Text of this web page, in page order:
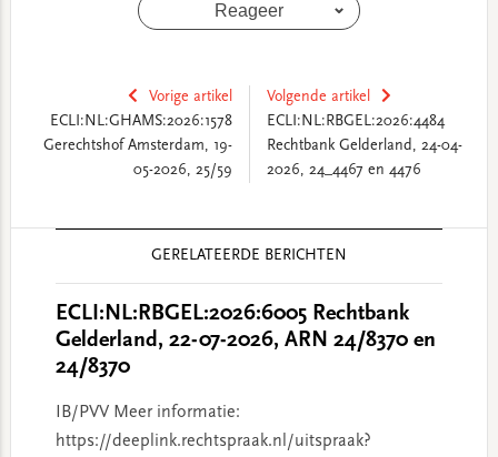
Reageer
Vorige artikel
ECLI:NL:GHAMS:2026:1578
Gerechtshof Amsterdam, 19-
05-2026, 25/59
Volgende artikel
ECLI:NL:RBGEL:2026:4484
Rechtbank Gelderland, 24-04-
2026, 24_4467 en 4476
GERELATEERDE BERICHTEN
ECLI:NL:RBGEL:2026:6005 Rechtbank
Gelderland, 22-07-2026, ARN 24/8370 en
24/8370
IB/PVV Meer informatie:
https://deeplink.rechtspraak.nl/uitspraak?